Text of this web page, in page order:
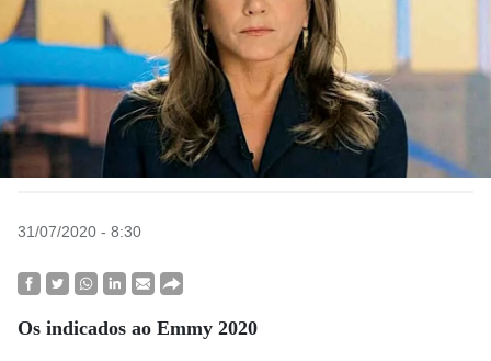
31/07/2020 - 8:30
Os indicados ao Emmy 2020